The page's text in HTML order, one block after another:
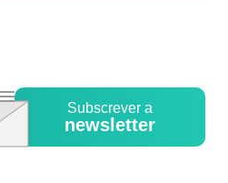
Subscrever a
newsletter